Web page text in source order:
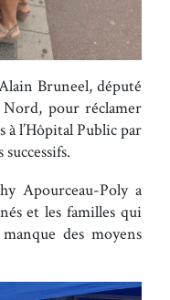
Bruneel, député
pour réclamer
l’Hôpital Public par
Apourceau-Poly a
et les familles qui
des moyens